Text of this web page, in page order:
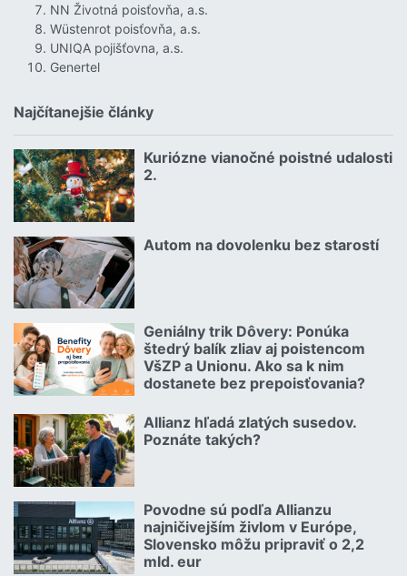
NN Životná poisťovňa, a.s.
Wüstenrot poisťovňa, a.s.
UNIQA pojišťovna, a.s.
Genertel
Najčítanejšie články
Kuriózne vianočné poistné udalosti
2.
18.12.2024 | | redakcia
Autom na dovolenku bez starostí
02.07.2026 |
Geniálny trik Dôvery: Ponúka
štedrý balík zliav aj poistencom
VšZP a Unionu. Ako sa k nim
dostanete bez prepoisťovania?
06.07.2026 | | redakcia
Allianz hľadá zlatých susedov.
Poznáte takých?
08.07.2026 |
Povodne sú podľa Allianzu
najničivejším živlom v Európe,
Slovensko môžu pripraviť o 2,2
mld. eur
23.07.2026 |